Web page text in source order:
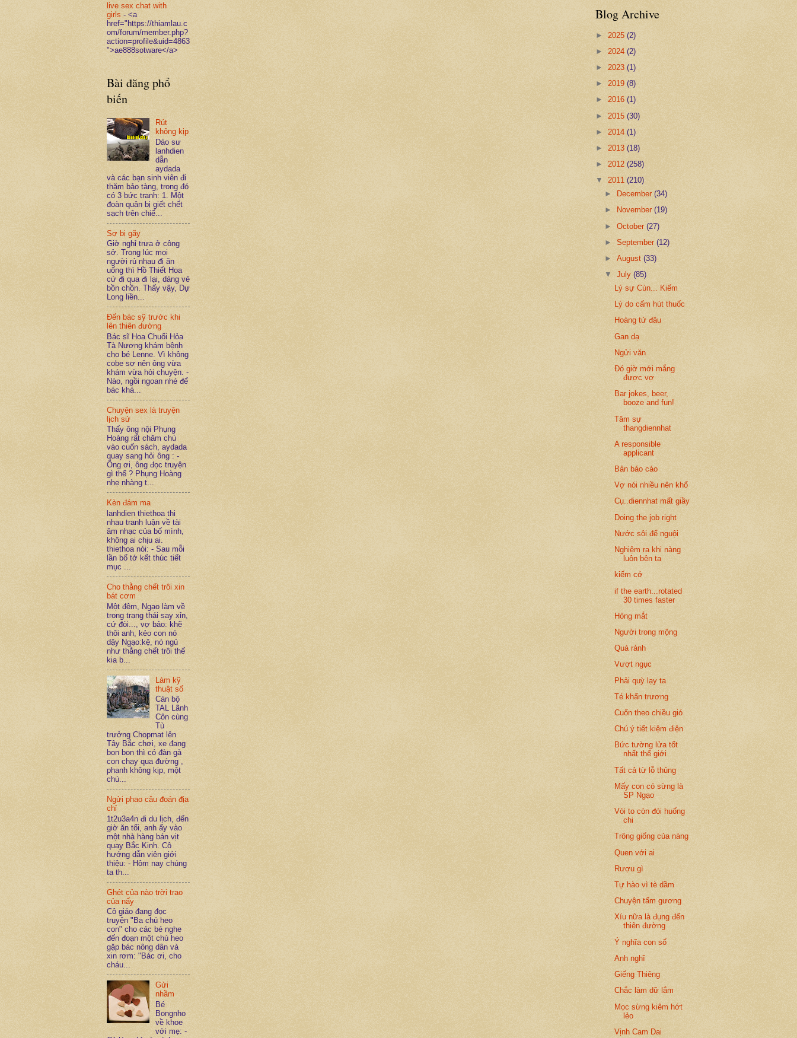
live sex chat with
girls - <a
href="https://thiamlau.c
om/forum/member.php?
action=profile&uid=4863
">ae888sotware</a>
Bài đăng phổ
biến
Rút
không kịp
Dáo sư
lanhdien
dẫn
aydada
và các bạn sinh viên đi
thăm bảo tàng, trong đó
có 3 bức tranh: 1. Một
đoàn quân bị giết chết
sạch trên chiế...
Sợ bị gãy
Giờ nghỉ trưa ở công
sở. Trong lúc mọi
người rủ nhau đi ăn
uống thì Hồ Thiết Hoa
cứ đi qua đi lại, dáng vẻ
bồn chồn. Thấy vậy, Dự
Long liền...
Đến bác sỹ trước khi
lên thiên đường
Bác sĩ Hoa Chuối Hỏa
Tà Nương khám bệnh
cho bé Lenne. Vì không
cobe sợ nên ông vừa
khám vừa hỏi chuyện. -
Nào, ngồi ngoan nhé để
bác khá...
Chuyện sex là truyện
lịch sử
Thấy ông nội Phụng
Hoàng rất chăm chú
vào cuốn sách, aydada
quay sang hỏi ông : -
Ông ơi, ông đọc truyện
gì thế ? Phụng Hoàng
nhẹ nhàng t...
Kèn đám ma
lanhdien thiethoa thi
nhau tranh luận về tài
âm nhạc của bố mình,
không ai chịu ai.
thiethoa nói: - Sau mỗi
lần bố tớ kết thúc tiết
mục ...
Cho thằng chết trôi xin
bát cơm
Một đêm, Ngạo làm về
trong trạng thái say xỉn,
cứ đòi..., vợ bảo: khẽ
thôi anh, kẻo con nó
dậy Ngạo:kệ, nó ngủ
như thằng chết trôi thế
kia b...
Làm kỹ
thuật số
Cán bộ
TAL Lãnh
Côn cùng
Tù
trưởng Chopmat lên
Tây Bắc chơi, xe đang
bon bon thì có đàn gà
con chạy qua đường ,
phanh không kịp, một
chú...
Ngửi phao câu đoán địa
chỉ
1t2u3a4n đi du lịch, đến
giờ ăn tối, anh ấy vào
một nhà hàng bán vịt
quay Bắc Kinh. Cô
hướng dẫn viên giới
thiệu: - Hôm nay chúng
ta th...
Ghét của nào trời trao
của nấy
Cô giáo đang đọc
truyện "Ba chú heo
con" cho các bé nghe
đến đoạn một chú heo
gặp bác nông dân và
xin rơm: "Bác ơi, cho
cháu...
Gửi
nhầm
Bé
Bongnho
về khoe
với mẹ: -
Blog Archive
► 2025 (2)
► 2024 (2)
► 2023 (1)
► 2019 (8)
► 2016 (1)
► 2015 (30)
► 2014 (1)
► 2013 (18)
► 2012 (258)
▼ 2011 (210)
►
December(34)
►
November(19)
►October(27)
►September(12)
►August(33)
▼July(85)
Lý sự Cùn... Kiếm
Lý do cấm hút thuốc
Hoàng tử đâu
Gan dạ
Ngửi văn
Đó giờ mới mắng
được vợ
Bar jokes, beer,
booze and fun!
Tâm sự
thangdiennhat
A responsible
applicant
Bản báo cáo
Vợ nói nhiều nên khổ
Cụ..diennhat mất giầy
Doing the job right
Nước sôi để nguội
Nghiệm ra khi nàng
luôn bên ta
kiếm cớ
if the earth...rotated
30 times faster
Hỏng mắt
Người trong mộng
Quá rảnh
Vượt ngục
Phải quỳ lạy ta
Té khẩn trương
Cuốn theo chiều gió
Chú ý tiết kiệm điện
Bức tường lửa tốt
nhất thế giới
Tất cả từ lỗ thủng
Mấy con có sừng là
SP Ngạo
Vòi to còn đói huống
chi
Trông giống của nàng
Quen với ai
Rượu gì
Tự hào vì tè dầm
Chuyện tấm gương
Xíu nữa là đụng đến
thiên đường
Ý nghĩa con số
Anh nghĩ
Giếng Thiêng
Chắc làm dữ lắm
Mọc sừng kiêm hớt
lẻo
Vịnh Cam Dai